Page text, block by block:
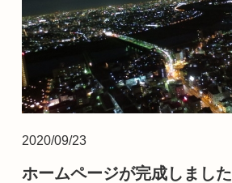
2020/09/23
ホームページが完成しました